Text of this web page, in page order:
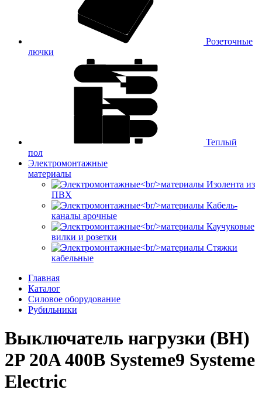
Розеточные
лючки
Теплый
пол
Электромонтажные
материалы
Изолента из
ПВХ
Кабель-
каналы арочные
Каучуковые
вилки и розетки
Стяжки
кабельные
Главная
Каталог
Силовое оборудование
Рубильники
Выключатель нагрузки (ВН)
2P 20A 400В Systeme9 Systeme
Electric